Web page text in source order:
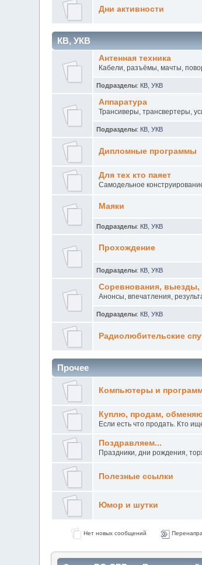
Дни активности
КВ, УКВ
Антенная техника
Кабели, разъёмы, мачты,
Подразделы: КВ ,УКВ
Аппаратура
Трансиверы, трансвертеры,
Подразделы: КВ ,УКВ
Дипломные программы
Для тех кто паяет
Самодельное
Маяки
Подразделы: КВ ,УКВ
Прохождение
Подразделы: КВ ,УКВ
Соревнования, выезды,
Анонсы, впечатления,
Подразделы: КВ ,УКВ
Радиолюбительские
Прочее
Компьютеры и
Куплю, продам,
Если есть что продать. Кто
Поздравляем...
Праздники, дни рождения,
Полезные ссылки
Юмор и шутки
Нет новых сообщений